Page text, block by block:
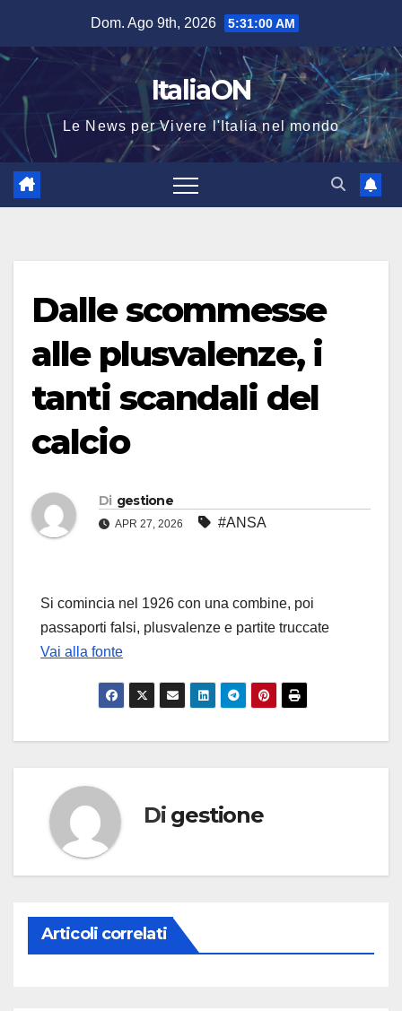
contenuto
Dom. Ago 9th, 2026 5:31:00 AM
ItaliaON
Le News per Vivere l'Italia nel mondo
Dalle scommesse
alle plusvalenze, i
tanti scandali del
calcio
Di gestione
APR 27, 2026 #ANSA
Si comincia nel 1926 con una combine, poi
passaporti falsi, plusvalenze e partite truccate
Vai alla fonte
Di gestione
Articoli correlati